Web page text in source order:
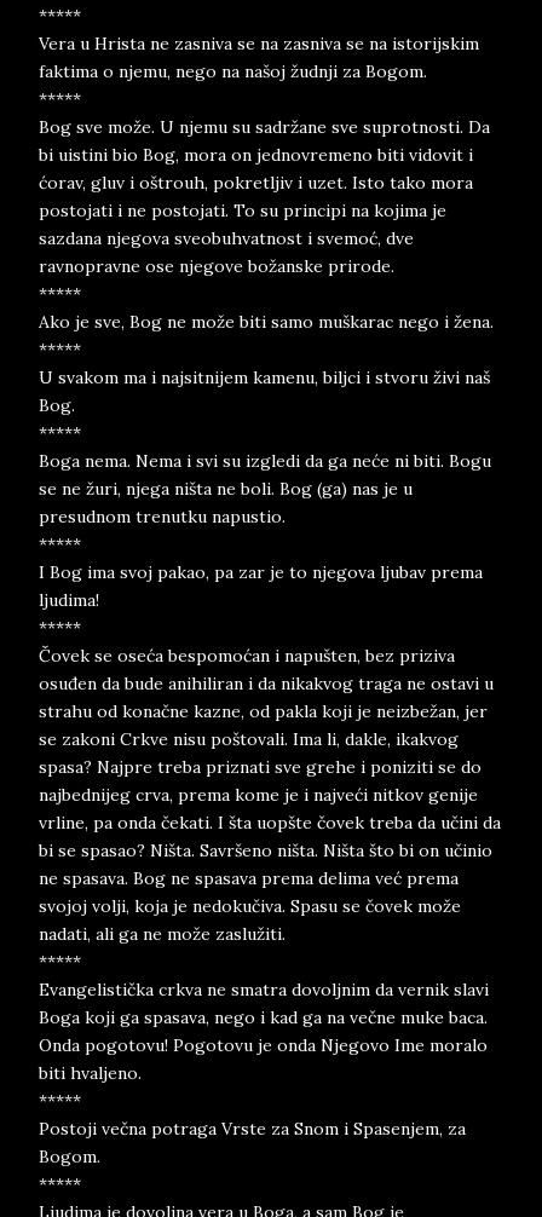
*****
Vera u Hrista ne zasniva se na zasniva se na istorijskim
faktima o njemu, nego na našoj žudnji za Bogom.
*****
Bog sve može. U njemu su sadržane sve suprotnosti. Da
bi uistini bio Bog, mora on jednovremeno biti vidovit i
ćorav, gluv i oštrouh, pokretljiv i uzet. Isto tako mora
postojati i ne postojati. To su principi na kojima je
sazdana njegova sveobuhvatnost i svemoć, dve
ravnopravne ose njegove božanske prirode.
*****
Ako je sve, Bog ne može biti samo muškarac nego i žena.
*****
U svakom ma i najsitnijem kamenu, biljci i stvoru živi naš
Bog.
*****
Boga nema. Nema i svi su izgledi da ga neće ni biti. Bogu
se ne žuri, njega ništa ne boli. Bog (ga) nas je u
presudnom trenutku napustio.
*****
I Bog ima svoj pakao, pa zar je to njegova ljubav prema
ljudima!
*****
Čovek se oseća bespomoćan i napušten, bez priziva
osuđen da bude anihiliran i da nikakvog traga ne ostavi u
strahu od konačne kazne, od pakla koji je neizbežan, jer
se zakoni Crkve nisu poštovali. Ima li, dakle, ikakvog
spasa? Najpre treba priznati sve grehe i poniziti se do
najbednijeg crva, prema kome je i najveći nitkov genije
vrline, pa onda čekati. I šta uopšte čovek treba da učini da
bi se spasao? Ništa. Savršeno ništa. Ništa što bi on učinio
ne spasava. Bog ne spasava prema delima već prema
svojoj volji, koja je nedokučiva. Spasu se čovek može
nadati, ali ga ne može zaslužiti.
*****
Evangelistička crkva ne smatra dovoljnim da vernik slavi
Boga koji ga spasava, nego i kad ga na večne muke baca.
Onda pogotovu! Pogotovu je onda Njegovo Ime moralo
biti hvaljeno.
*****
Postoji večna potraga Vrste za Snom i Spasenjem, za
Bogom.
*****
Ljudima je dovoljna vera u Boga, a sam Bog je